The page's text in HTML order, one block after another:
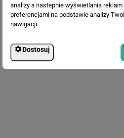
analizy a nastepnie wyświetlania
preferencjami na podstawie analizy
nawigacji.
Dostosuj